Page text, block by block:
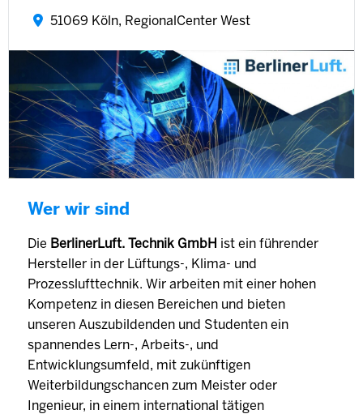
51069 Köln, RegionalCenter West
Wer wir sind
Die BerlinerLuft. Technik GmbH ist ein führender
Hersteller in der Lüftungs-, Klima- und
Prozesslufttechnik. Wir arbeiten mit einer hohen
Kompetenz in diesen Bereichen und bieten
unseren Auszubildenden und Studenten ein
spannendes Lern-, Arbeits-, und
Entwicklungsumfeld, mit zukünftigen
Weiterbildungschancen zum Meister oder
Ingenieur, in einem international tätigen